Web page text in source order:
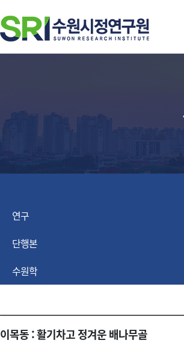
연구
단행본
수원학
이목동 : 활기차고 정겨운 배나무골